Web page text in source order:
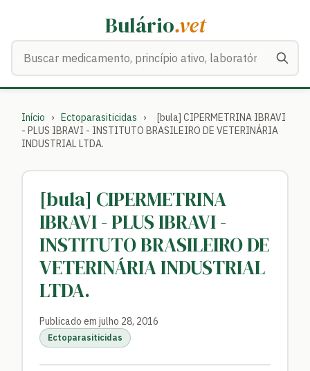
Bulário.vet
Início › Ectoparasiticidas ›
[bula] CIPERMETRINA IBRAVI
- PLUS IBRAVI - INSTITUTO BRASILEIRO DE VETERINÁRIA
INDUSTRIAL LTDA.
[bula] CIPERMETRINA
IBRAVI - PLUS IBRAVI -
INSTITUTO BRASILEIRO DE
VETERINÁRIA INDUSTRIAL
LTDA.
Publicado em julho 28, 2016
Ectoparasiticidas